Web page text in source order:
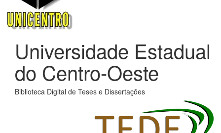
Universidade Estadual
do Centro-Oeste
Biblioteca Digital de Teses e Dissertações